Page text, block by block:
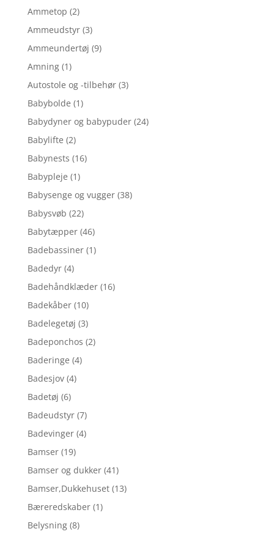
Ammetop (2)
Ammeudstyr (3)
Ammeundertøj (9)
Amning (1)
Autostole og -tilbehør (3)
Babybolde (1)
Babydyner og babypuder (24)
Babylifte (2)
Babynests (16)
Babypleje (1)
Babysenge og vugger (38)
Babysvøb (22)
Babytæpper (46)
Badebassiner (1)
Badedyr (4)
Badehåndklæder (16)
Badekåber (10)
Badelegetøj (3)
Badeponchos (2)
Baderinge (4)
Badesjov (4)
Badetøj (6)
Badeudstyr (7)
Badevinger (4)
Bamser (19)
Bamser og dukker (41)
Bamser,Dukkehuset (13)
Bæreredskaber (1)
Belysning (8)